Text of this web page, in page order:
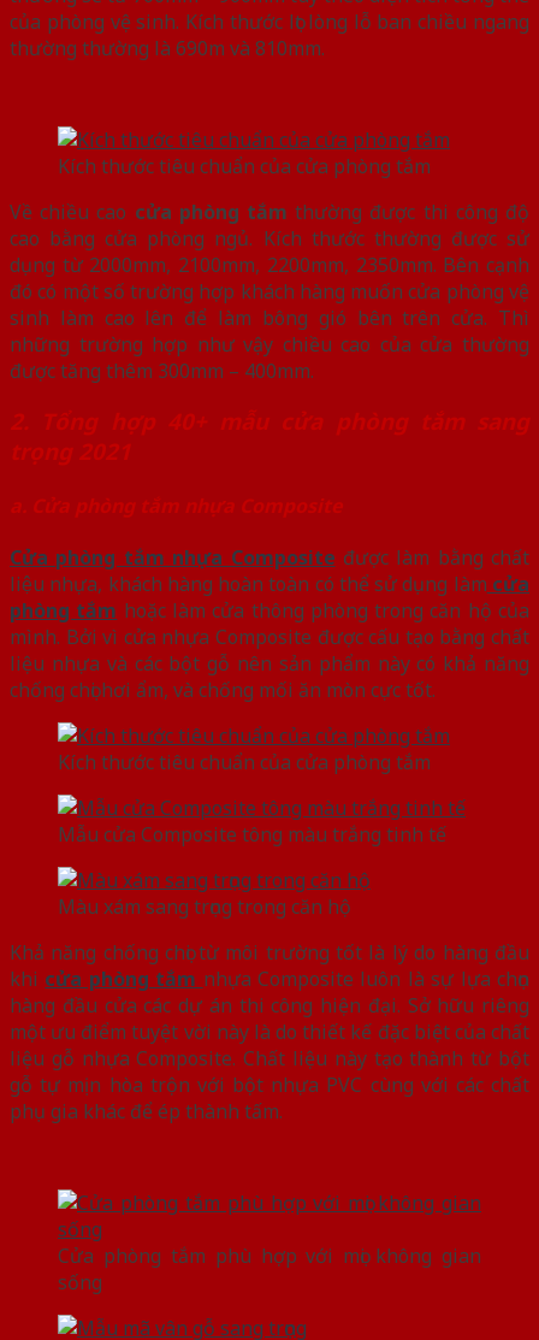
của phòng vệ sinh. Kích thước lọt lòng lỗ ban chiều ngang
thường thường là 690m và 810mm.
Kích thước tiêu chuẩn của cửa phòng tắm
Về chiều cao cửa phòng tắm thường được thi công độ
cao bằng cửa phòng ngủ. Kích thước thường được sử
dụng từ 2000mm, 2100mm, 2200mm, 2350mm. Bên cạnh
đó có một số trường hợp khách hàng muốn cửa phòng vệ
sinh làm cao lên để làm bông gió bên trên cửa. Thì
những trường hợp như vậy chiều cao của cửa thường
được tăng thêm 300mm – 400mm.
2. Tổng hợp 40+ mẫu cửa phòng tắm sang
trọng 2021
a. Cửa phòng tắm nhựa Composite
Cửa phòng tắm nhựa Composite được làm bằng chất
liệu nhựa, khách hàng hoàn toàn có thể sử dụng làm cửa
phòng tắm hoặc làm cửa thông phòng trong căn hộ của
mình. Bởi vì cửa nhựa Composite được cấu tạo bằng chất
liệu nhựa và các bột gỗ nên sản phẩm này có khả năng
chống chọi hơi ẩm, và chống mối ăn mòn cực tốt.
Kích thước tiêu chuẩn của cửa phòng tắm
Mẫu cửa Composite tông màu trắng tinh tế
Màu xám sang trọng trong căn hộ
Khả năng chống chọi từ môi trường tốt là lý do hàng đầu
khi cửa phòng tắm nhựa Composite luôn là sự lựa chọn
hàng đầu cửa các dự án thi công hiện đại. Sở hữu riêng
một ưu điểm tuyệt vời này là do thiết kế đặc biệt của chất
liệu gỗ nhựa Composite. Chất liệu này tạo thành từ bột
gỗ tự mịn hòa trộn với bột nhựa PVC cùng với các chất
phụ gia khác để ép thành tấm.
Cửa phòng tắm phù hợp với mọi không gian
sống